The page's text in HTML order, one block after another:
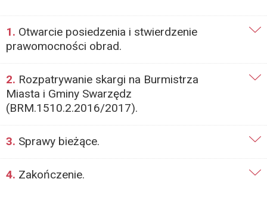
1. Otwarcie posiedzenia i stwierdzenie
prawomocności obrad.
2. Rozpatrywanie skargi na Burmistrza
Miasta i Gminy Swarzędz
(BRM.1510.2.2016/2017).
3. Sprawy bieżące.
4. Zakończenie.